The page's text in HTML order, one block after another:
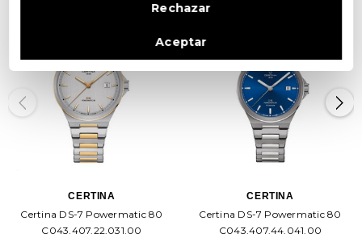
CERTINA
Certina DS-7 Powermatic 80
C043.407.22.031.00
CERTINA
Certina DS-7 Powermatic 80
C043.407.44.041.00
Rechazar
Aceptar